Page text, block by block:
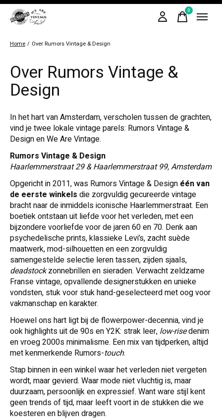
0items
Home / Over Rumors Vintage & Design
Over Rumors Vintage &
Design
In het hart van Amsterdam, verscholen tussen de grachten,
vind je twee lokale vintage parels: Rumors Vintage &
Design en We Are Vintage.
Rumors Vintage & Design
Haarlemmerstraat 29 & Haarlemmerstraat 99, Amsterdam
Opgericht in 2011, was Rumors Vintage & Design éénvan
de eerste winkels die zorgvuldig gecureerde vintage
bracht naar de inmiddels iconische Haarlemmerstraat. Een
boetiek ontstaan uit liefde voor het verleden, met een
bijzondere voorliefde voor de jaren 60 en 70. Denk aan
psychedelische prints, klassieke Levi’s, zacht suède
maatwerk, mod-silhouetten en een zorgvuldig
samengestelde selectie leren tassen, zijden sjaals,
deadstockzonnebrillen en sieraden. Verwacht zeldzame
Franse vintage, opvallende designerstukken en unieke
vondsten, stuk voor stuk hand-geselecteerd met oog voor
vakmanschap en karakter.
Hoewel ons hart ligt bij de flowerpower-decennia, vind je
ook highlights uit de 90s en Y2K: strak leer, low-risedenim
en vroeg 2000s minimalisme. Een mix van tijdperken, altijd
met kenmerkende Rumors-touch.
Stap binnen in een winkel waar het verleden niet vergeten
wordt, maar gevierd. Waar mode niet vluchtig is, maar
duurzaam, persoonlijk en expressief. Want ware stijl kent
geen trends of tijd, maar leeft voort in de stukken die we
koesteren en blijven dragen.